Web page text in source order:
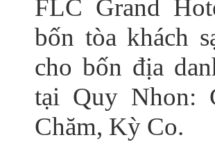
FLC Grand
bốn tòa khách
cho bốn địa
tại Quy Nhon:
Chăm, Kỳ Co.